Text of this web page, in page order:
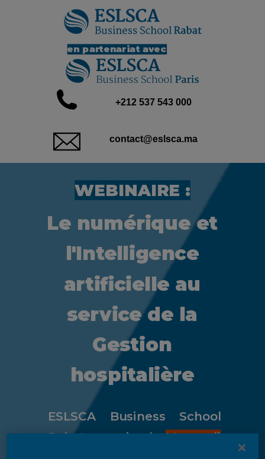
+212 537 543 000
contact@eslsca.ma
WEBINAIRE :
ESLSCA Business School
Rabat organise leMercredi
Le numérique et
l'Intelligence
artificielle au
service de la
Gestion
hospitalière
en partenariat avec